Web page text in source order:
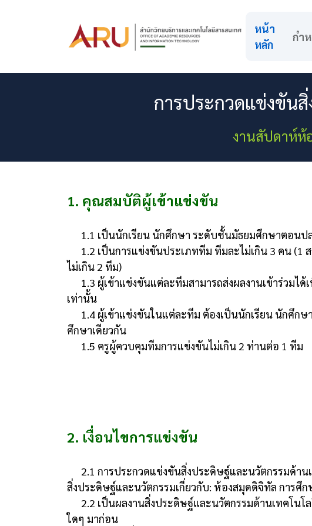
หน้า
หลัก
กำ
การประกวดแข่งขัน
งานสัปดาห์ห้
1. คุณสมบัติผู้เข้าแข่งขัน
1.1 เป็นนักเรียน นักศึกษา ระดับชั้นมัธยมศึกษาตอนป
1.2 เป็นการแข่งขันประเภททีม ทีมละไม่เกิน 3 คน (1
ไม่เกิน 2 ทีม)
1.3 ผู้เข้าแข่งขันแต่ละทีมสามารถส่งผลงานเข้าร่วมได้
เท่านั้น
1.4 ผู้เข้าแข่งขันในแต่ละทีม ต้องเป็นนักเรียน นักศึกษ
ศึกษาเดียวกัน
1.5 ครูผู้ควบคุมทีมการแข่งขันไม่เกิน 2 ท่านต่อ 1 ทีม
2. เงื่อนไขการแข่งขัน
2.1 การประกวดแข่งขันสิ่งประดิษฐ์และนวัตกรรมด้า
สิ่งประดิษฐ์และนวัตกรรมเกี่ยวกับ: ห้องสมุดดิจิทัล การศึ
2.2 เป็นผลงานสิ่งประดิษฐ์และนวัตกรรมด้านเทคโนโ
ใดๆ มาก่อน